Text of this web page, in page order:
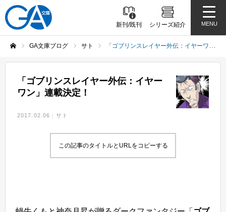
新刊/既刊 シリーズ紹介 MENU
GA文庫ブログ サト 「ゴブリンスレイヤー外伝：イヤーワン」連載決定！
「ゴブリンスレイヤー外伝：イヤー
ワン」連載決定！
2017.02.06 サト
この記事のタイトルとURLをコピーする